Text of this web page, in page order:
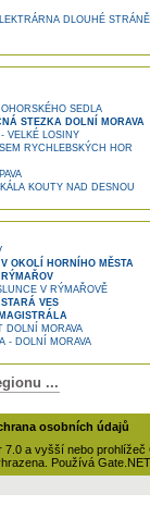
DLOUHÉ
SEDLA
STEZKA DOLNÍ MORAVA
VELKÉ LOSINY
RYCHLEBSKÝCH HOR
KOUTY NAD DESNOU
OKOLÍ HORNÍHO MĚSTA
V RÝMAŘOVĚ
VES
DOLNÍ MORAVA
- DOLNÍ MORAVA
...
osobních údajů
7.0 a vyšší nebo prohlížeč
Používá